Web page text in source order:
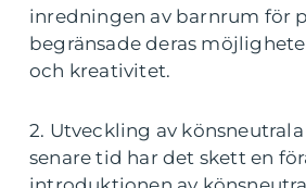
inredningen av barnrum för
begränsade deras
och kreativitet.
2. Utveckling av
senare tid har det skett en